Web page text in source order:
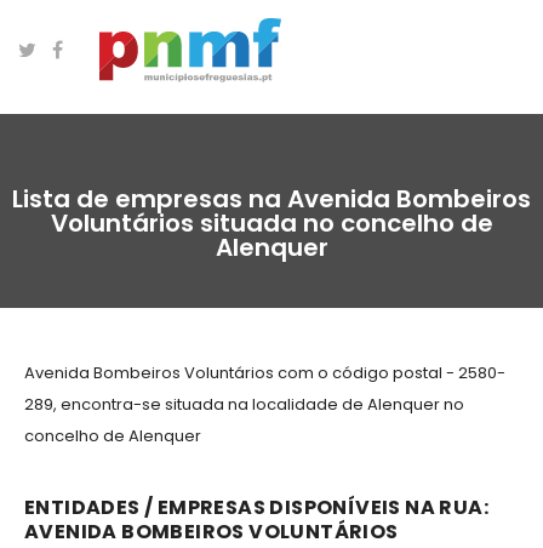
Lista de empresas na Avenida Bombeiros
Voluntários situada no concelho de
Alenquer
Avenida Bombeiros Voluntários com o código postal - 2580-
289, encontra-se situada na localidade de Alenquer no
concelho de Alenquer
ENTIDADES / EMPRESAS DISPONÍVEIS NA RUA:
AVENIDA BOMBEIROS VOLUNTÁRIOS